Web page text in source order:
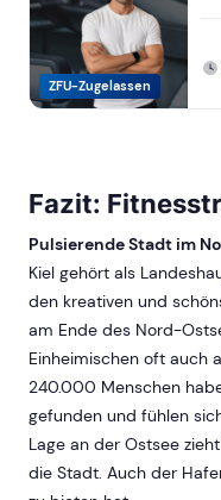
ZFU-Zugelassen
Fazit:
Pulsierende Stadt im
Kiel gehört als
den kreativen und
am Ende des Nord-
Einheimischen oft auch
240.000 Menschen
gefunden und fühlen
Lage an der Ostsee
die Stadt. Auch der